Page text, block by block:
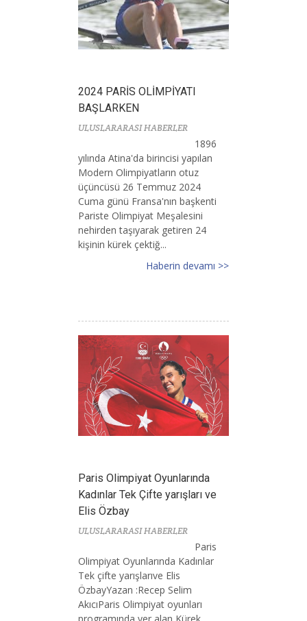
2024 PARİS OLİMPİYATI
BAŞLARKEN
ULUSLARARASI HABERLER
1896
yılında Atina'da birincisi yapılan
Modern Olimpiyatların otuz
üçüncüsü 26 Temmuz 2024
Cuma günü Fransa'nın başkenti
Pariste Olimpiyat Meşalesini
nehirden taşıyarak getiren 24
kişinin kürek çektiğ...
Haberin devamı >>
Paris Olimpiyat Oyunlarında
Kadınlar Tek Çifte yarışları ve
Elis Özbay
ULUSLARARASI HABERLER
Paris
Olimpiyat Oyunlarında Kadınlar
Tek çifte yarışlarıve Elis
ÖzbayYazan :Recep Selim
AkıcıParis Olimpiyat oyunları
programında yer alan Kürek